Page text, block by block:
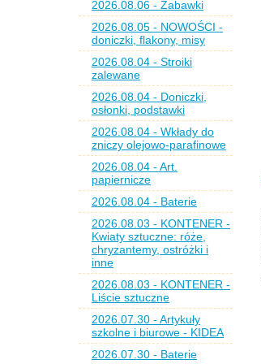
2026.08.06 - Zabawki
2026.08.05 - NOWOŚCI -
doniczki, flakony, misy
2026.08.04 - Stroiki
zalewane
2026.08.04 - Doniczki,
osłonki, podstawki
2026.08.04 - Wkłady do
zniczy olejowo-parafinowe
2026.08.04 - Art.
papiernicze
2026.08.04 - Baterie
2026.08.03 - KONTENER -
Kwiaty sztuczne: róże,
chryzantemy, ostróżki i
inne
2026.08.03 - KONTENER -
Liście sztuczne
2026.07.30 - Artykuły
szkolne i biurowe - KIDEA
2026.07.30 - Baterie